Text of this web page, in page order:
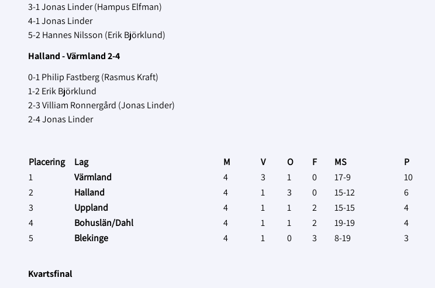
3-1 Jonas Linder (Hampus Elfman)
4-1 Jonas Linder
5-2 Hannes Nilsson (Erik Björklund)
Halland - Värmland 2-4
0-1 Philip Fastberg (Rasmus Kraft)
1-2 Erik Björklund
2-3 Villiam Ronnergård (Jonas Linder)
2-4 Jonas Linder
Placering Lag M V O F MS
P
1
Värmland 4 3 1 0 17-9
10
2
Halland 4 1 3 0 15-12
6
3
Uppland 4 1 1 2 15-15
4
4
Bohuslän/Dahl 4 1 1 2 19-19
4
5
Blekinge 4 1 0 3 8-19 3
Kvartsfinal